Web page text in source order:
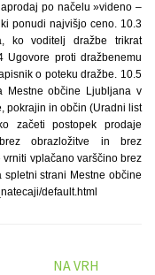
po načelu »videno –
ponudi najvišjo ceno. 10.3
ko voditelj dražbe trikrat
Ugovore proti dražbenemu
o poteku dražbe. 10.5
Mestne občine Ljubljana v
pokrajin in občin (Uradni list
začeti postopek prodaje
obrazložitve in brez
vplačano varščino brez
strani Mestne občine
default.html
NA VRH